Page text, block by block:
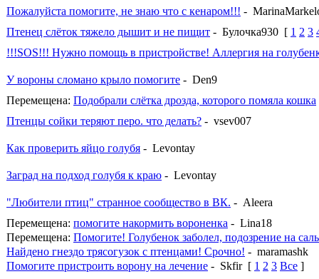
Пожалуйста помогите, не знаю что с кенаром!!! -
Птенец слёток тяжело дышит и не пищит - Булочка930 [ 1 2 3
!!!SOS!!! Нужно помощь в пристройстве! Аллергия на
У вороны сломано крыло помогите - Den9
Перемещена: Подобрали слётка дрозда, которого помяла кошка
Птенцы сойки теряют перо. что делать? - vsev007
Как проверить яйцо голубя - Levontay
Заград на подход голубя к краю - Levontay
"Любители птиц" странное сообщество в ВК. - Aleera
Перемещена: помогите накормить вороненка - Lina18
Перемещена: Помогите! Голубенок заболел, подозрение на
Найдено гнездо трясогузок с птенцами! Срочно! - maramashk
Помогите пристроить ворону на лечение - Skfir[ 1 2 3 Все ]